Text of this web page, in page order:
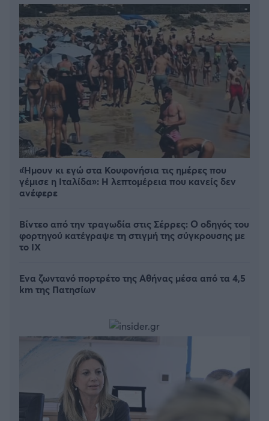
«Ήμουν κι εγώ στα Κουφονήσια τις ημέρες που
γέμισε η Ιταλίδα»: Η λεπτομέρεια που κανείς δεν
ανέφερε
Βίντεο από την τραγωδία στις Σέρρες: Ο οδηγός του
φορτηγού κατέγραψε τη στιγμή της σύγκρουσης με
το ΙΧ
Ένα ζωντανό πορτρέτο της Αθήνας μέσα από τα 4,5
km της Πατησίων